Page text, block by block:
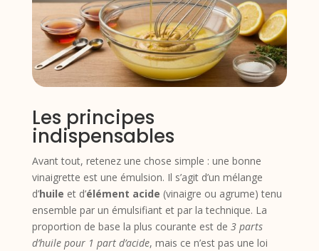
Les principes
indispensables
Avant tout, retenez une chose simple : une bonne
vinaigrette est une émulsion. Il s’agit d’un mélange
d’huile et d’élément acide (vinaigre ou agrume) tenu
ensemble par un émulsifiant et par la technique. La
proportion de base la plus courante est de 3 parts
d’huile pour 1 part d’acide, mais ce n’est pas une loi